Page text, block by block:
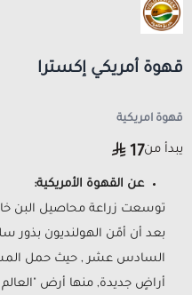
قهوة أمريكي إكسترا
قهوة امريكية
يبدأ من17
عن القهوة الأمريكية:
توسعت زراعة محاصيل البن
بعد أن أمّن الهولنديون بذور
السادس عشر , حيث حمل
أراضٍ جديدة, منها أرض "العالم